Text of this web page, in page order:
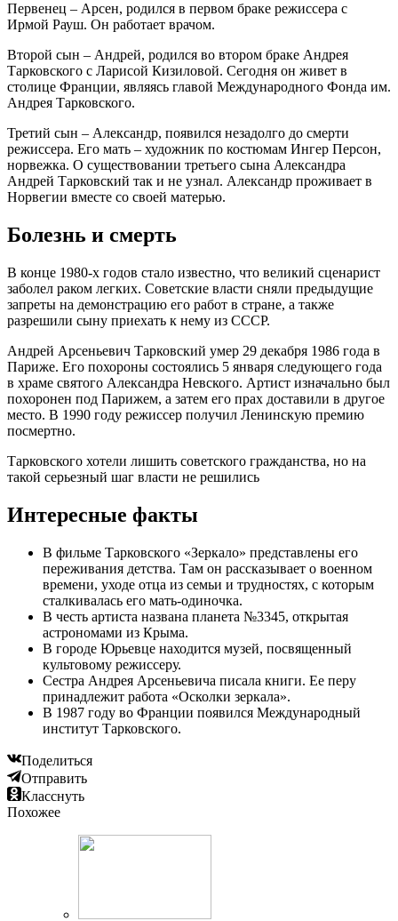
Первенец – Арсен, родился в первом браке режиссера с
Ирмой Рауш. Он работает врачом.
Второй сын – Андрей, родился во втором браке Андрея
Тарковского с Ларисой Кизиловой. Сегодня он живет в
столице Франции, являясь главой Международного Фонда им.
Андрея Тарковского.
Третий сын – Александр, появился незадолго до смерти
режиссера. Его мать – художник по костюмам Ингер Персон,
норвежка. О существовании третьего сына Александра
Андрей Тарковский так и не узнал. Александр проживает в
Норвегии вместе со своей матерью.
Болезнь и смерть
В конце 1980-х годов стало известно, что великий сценарист
заболел раком легких. Советские власти сняли предыдущие
запреты на демонстрацию его работ в стране, а также
разрешили сыну приехать к нему из СССР.
Андрей Арсеньевич Тарковский умер 29 декабря 1986 года в
Париже. Его похороны состоялись 5 января следующего года
в храме святого Александра Невского. Артист изначально был
похоронен под Парижем, а затем его прах доставили в другое
место. В 1990 году режиссер получил Ленинскую премию
посмертно.
Тарковского хотели лишить советского гражданства, но на
такой серьезный шаг власти не решились
Интересные факты
В фильме Тарковского «Зеркало» представлены его
переживания детства. Там он рассказывает о военном
времени, уходе отца из семьи и трудностях, с которым
сталкивалась его мать-одиночка.
В честь артиста названа планета №3345, открытая
астрономами из Крыма.
В городе Юрьевце находится музей, посвященный
культовому режиссеру.
Сестра Андрея Арсеньевича писала книги. Ее перу
принадлежит работа «Осколки зеркала».
В 1987 году во Франции появился Международный
институт Тарковского.
Поделиться
Отправить
Класснуть
Похожее